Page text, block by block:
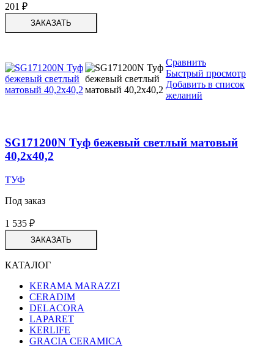
201 ₽
ЗАКАЗАТЬ
Сравнить
Быстрый просмотр
Добавить в список
желаний
SG171200N Туф бежевый светлый матовый
40,2х40,2
ТУФ
Под заказ
1 535 ₽
ЗАКАЗАТЬ
КАТАЛОГ
KERAMA MARAZZI
CERADIM
DELACORA
LAPARET
KERLIFE
GRACIA CERAMICA